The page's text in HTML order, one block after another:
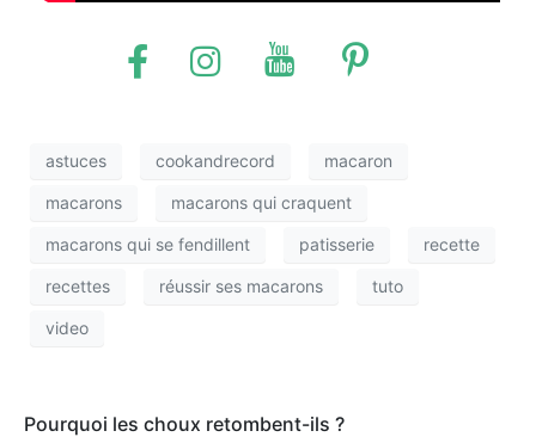
astuces cookandrecord macaron
macarons macarons qui craquent
macarons qui se fendillent patisserie recette
recettes réussir ses macarons tuto
video
Pourquoi les choux retombent-ils ?